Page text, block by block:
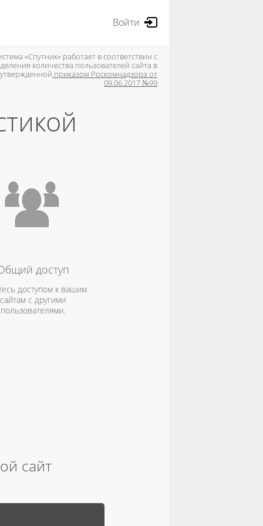
Войти
«Спутник» работает в соответствии с
количества пользователей сайта в
приказом Роскомнадзора от
09.06.2017 №99
доступ
доступом к вашим
сайтам с другими
пользователями.
сайт